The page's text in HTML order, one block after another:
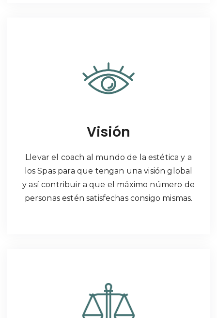
Visión
Llevar el coach al mundo de la estética y a
los Spas para que tengan una visión global
y así contribuir a que el máximo número de
personas estén satisfechas consigo mismas.